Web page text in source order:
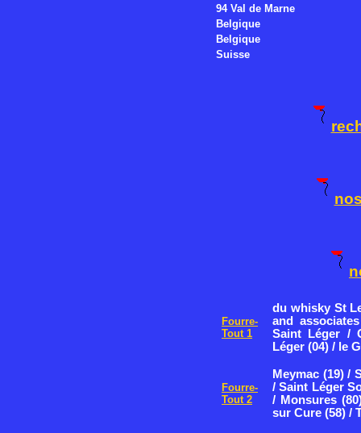
94 Val de Marne
Belgique
Belgique
Suisse
Fourre-
Tout 1
du whisky St
and
Saint Léger /
Léger (04) / le
Fourre-
Tout 2
Meymac (19) /
/ Saint Léger
/ Monsures
sur Cure (58) /